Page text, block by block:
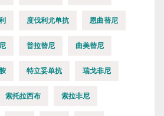
度伐利尤单抗 恩曲替尼
普拉替尼 曲美替尼
特立妥单抗 瑞戈非尼
索托拉西布 索拉非尼